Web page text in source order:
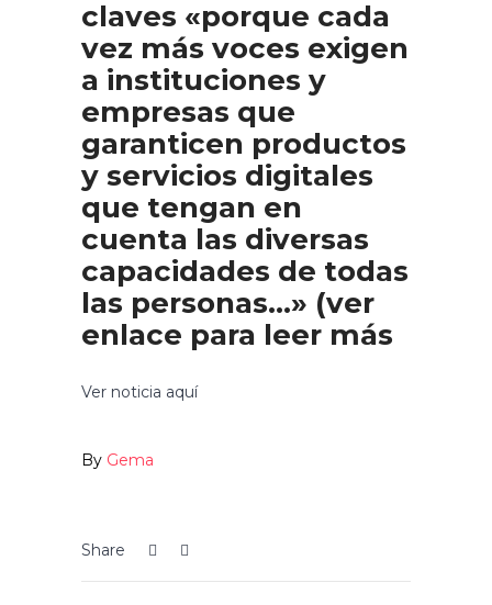
claves «porque cada
vez más voces exigen
a instituciones y
empresas que
garanticen productos
y servicios digitales
que tengan en
cuenta las diversas
capacidades de todas
las personas…» (ver
enlace para leer más
Ver noticia aquí
By Gema
Share